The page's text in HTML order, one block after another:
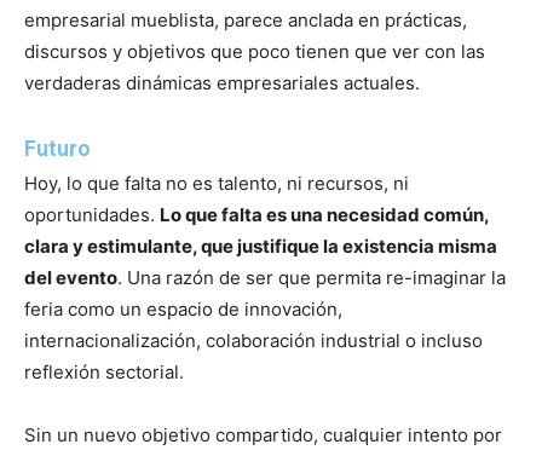
empresarial mueblista, parece anclada en prácticas,
discursos y objetivos que poco tienen que ver con las
verdaderas dinámicas empresariales actuales.
Futuro
Hoy, lo que falta no es talento, ni recursos, ni
oportunidades. Lo que falta es una necesidad común,
clara y estimulante, que justifique la existencia misma
del evento. Una razón de ser que permita re-imaginar la
feria como un espacio de innovación,
internacionalización, colaboración industrial o incluso
reflexión sectorial.
Sin un nuevo objetivo compartido, cualquier intento por